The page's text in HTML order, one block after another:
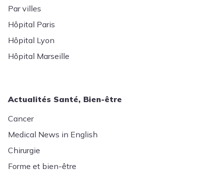
Par villes
Hôpital Paris
Hôpital Lyon
Hôpital Marseille
Actualités Santé, Bien-être
Cancer
Medical News in English
Chirurgie
Forme et bien-être